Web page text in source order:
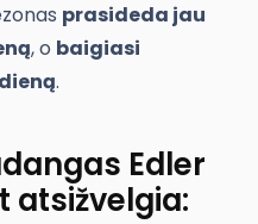
prasideda jau
, o baigiasi
.
Edler
atsižvelgia: